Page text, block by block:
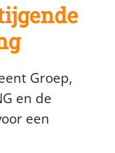
Groep,
en de
een